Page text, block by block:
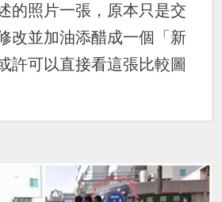
的照片一張，原本只是交
改並加油添醋成一個「新
許可以直接看這張比較圖